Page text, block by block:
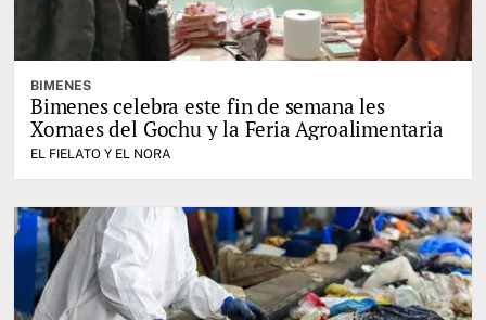
BIMENES
Bimenes celebra este fin de semana les
Xornaes del Gochu y la Feria Agroalimentaria
EL FIELATO Y EL NORA